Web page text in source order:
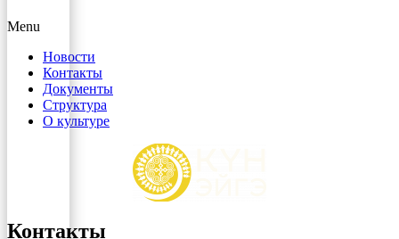
Menu
Новости
Контакты
Документы
Структура
О культуре
Контакты